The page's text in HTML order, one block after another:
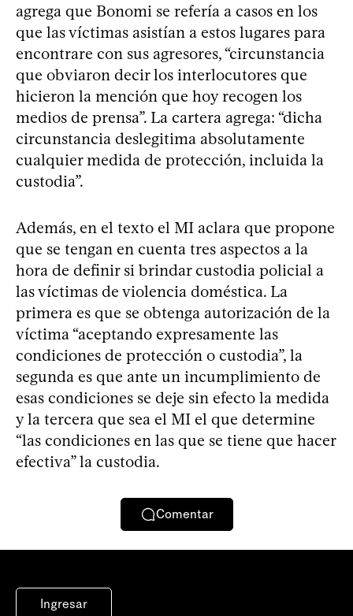
agrega que Bonomi se refería a casos en los
que las víctimas asistían a estos lugares para
encontrare con sus agresores, “circunstancia
que obviaron decir los interlocutores que
hicieron la mención que hoy recogen los
medios de prensa”. La cartera agrega: “dicha
circunstancia deslegitima absolutamente
cualquier medida de protección, incluida la
custodia”.
Además, en el texto el MI aclara que propone
que se tengan en cuenta tres aspectos a la
hora de definir si brindar custodia policial a
las víctimas de violencia doméstica. La
primera es que se obtenga autorización de la
víctima “aceptando expresamente las
condiciones de protección o custodia”, la
segunda es que ante un incumplimiento de
esas condiciones se deje sin efecto la medida
y la tercera que sea el MI el que determine
“las condiciones en las que se tiene que hacer
efectiva” la custodia.
Comentar
Ingresar